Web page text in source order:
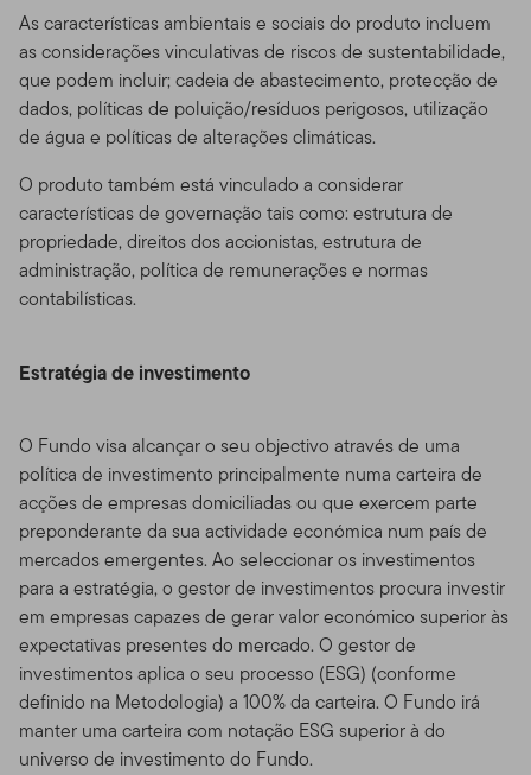
As características ambientais e sociais do produto incluem
as considerações vinculativas de riscos de sustentabilidade,
que podem incluir; cadeia de abastecimento, protecção de
dados, políticas de poluição/resíduos perigosos, utilização
de água e políticas de alterações climáticas.
O produto também está vinculado a considerar
características de governação tais como: estrutura de
propriedade, direitos dos accionistas, estrutura de
administração, política de remunerações e normas
contabilísticas.
Estratégia de investimento
O Fundo visa alcançar o seu objectivo através de uma
política de investimento principalmente numa carteira de
acções de empresas domiciliadas ou que exercem parte
preponderante da sua actividade económica num país de
mercados emergentes. Ao seleccionar os investimentos
para a estratégia, o gestor de investimentos procura investir
em empresas capazes de gerar valor económico superior às
expectativas presentes do mercado. O gestor de
investimentos aplica o seu processo (ESG) (conforme
definido na Metodologia) a 100% da carteira. O Fundo irá
manter uma carteira com notação ESG superior à do
universo de investimento do Fundo.